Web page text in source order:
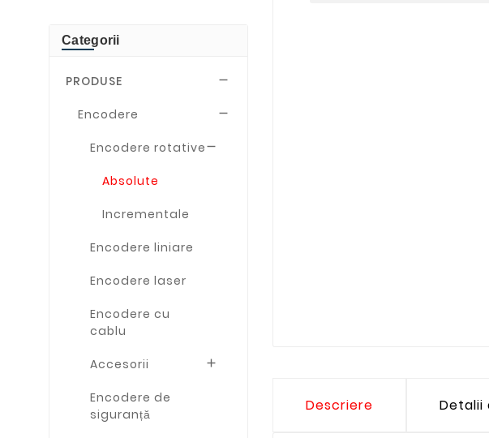
Categorii
PRODUSE 
Encodere 
Encodere rotative
Absolute
Incrementale
Encodere liniare
Encodere laser
Encodere cu
cablu
Accesorii 
Encodere de
siguranță
Descriere Detalii